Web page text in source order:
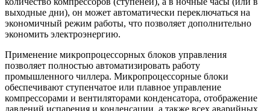
выходные дни), он может автоматически переключаться на
экономичный режим работы, что позволяет дополнительно
экономить электроэнергию.
Применение микропроцессорных блоков управления
позволяет полностью автоматизировать работу
промышленного чиллера. Микропроцессорные блоки
обеспечивают ступенчатое или плавное управление
компрессорами и вентиляторами конденсатора, отображение
давлений испарения и конденсации, а также всех аварийных